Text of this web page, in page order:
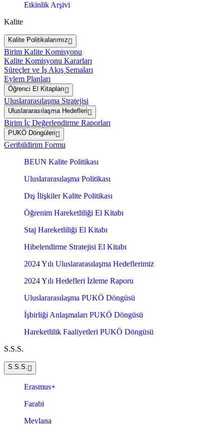
Etkinlik Arşivi
Kalite
Kalite Politikalarımız
Birim Kalite Komisyonu
Kalite Komisyonu Kararları
Süreçler ve İş Akış Şemaları
Eylem Planları
Öğrenci El Kitapları
Uluslararasılaşma Stratejisi
Uluslararasılaşma Hedefleri
Birim İç Değerlendirme Raporları
PUKÖ Döngüleri
Geribildirim Formu
BEUN Kalite Politikası
Uluslararasılaşma Politikası
Dış İlişkiler Kalite Politikası
Öğrenim Hareketliliği El Kitabı
Staj Hareketliliği El Kitabı
Hibelendirme Stratejisi El Kitabı
2024 Yılı Uluslararasılaşma Hedeflerimiz
2024 Yılı Hedefleri İzleme Raporu
Uluslararasılaşma PUKÖ Döngüsü
İşbirliği Anlaşmaları PUKÖ Döngüsü
Hareketlilik Faaliyetleri PUKÖ Döngüsü
S.S.S.
S.S.S.
Erasmus+
Farabi
Mevlana